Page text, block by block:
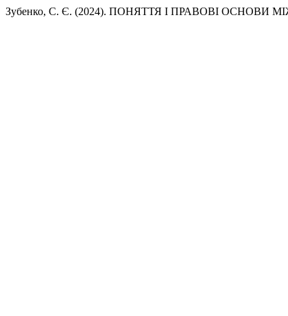
Зубенко, С. Є. (2024). ПОНЯТТЯ І ПРАВОВІ ОСНОВИ